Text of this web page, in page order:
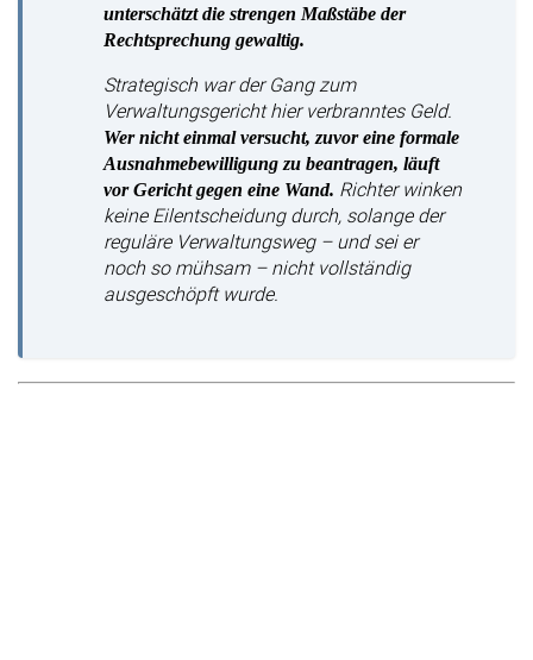
unterschätzt die strengen Maßstäbe der
Rechtsprechung gewaltig.
Strategisch war der Gang zum
Verwaltungsgericht hier verbranntes Geld.
Wer nicht einmal versucht, zuvor eine formale
Ausnahmebewilligung zu beantragen, läuft
vor Gericht gegen eine Wand. Richter winken
keine Eilentscheidung durch, solange der
reguläre Verwaltungsweg – und sei er
noch so mühsam – nicht vollständig
ausgeschöpft wurde.